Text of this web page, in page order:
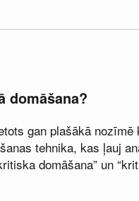
domāšana?
gan plašākā
tehnika, kas ļauj
domāšana” un